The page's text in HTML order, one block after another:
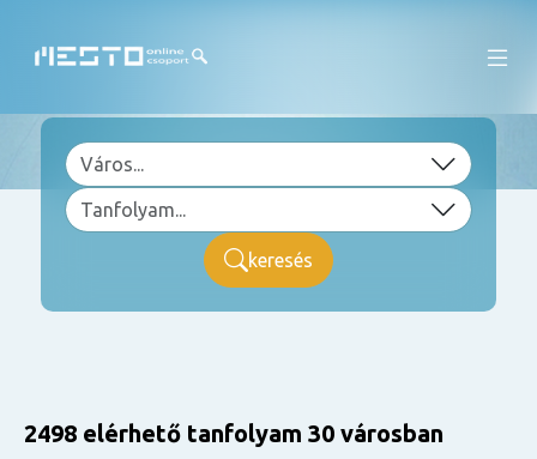
keresés
2498 elérhető tanfolyam 30 városban